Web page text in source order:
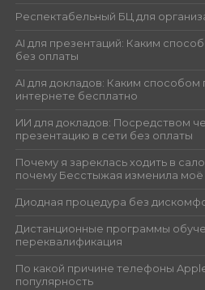
Респектабельный БЦ для
AI для презентаций: Каким
без оплаты
AI для докладов: Каким способом
интернете бесплатно
ИИ для докладов: Посредством
презентацию в сети без оплаты
Почему я зареклась ходить в
почему Бесстыжая изменила
Диодная процедура без
Дистанционные программы
переквалификация
По какой причине телефоны
популярность